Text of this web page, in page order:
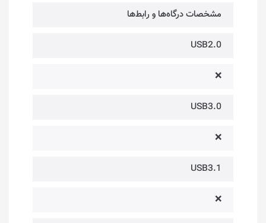
مشخصات درگاه‌ها و رابط‌ها
USB2.0
❌
USB3.0
❌
USB3.1
❌